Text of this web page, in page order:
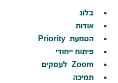
לתוכן
בלוג
אודות
הטמעת Priority
פיתוח ייחודי
Zoom לעסקים
תמיכה